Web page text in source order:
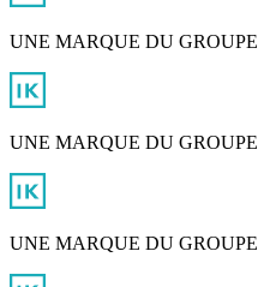
UNE MARQUE DU GROUPE
UNE MARQUE DU GROUPE
UNE MARQUE DU GROUPE